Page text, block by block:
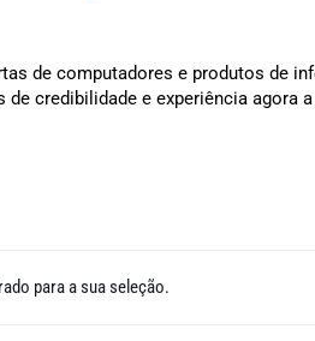
de computadores e produtos de
credibilidade e experiência agora
para a sua seleção.